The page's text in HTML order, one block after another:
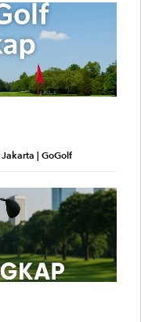
| GoGolf